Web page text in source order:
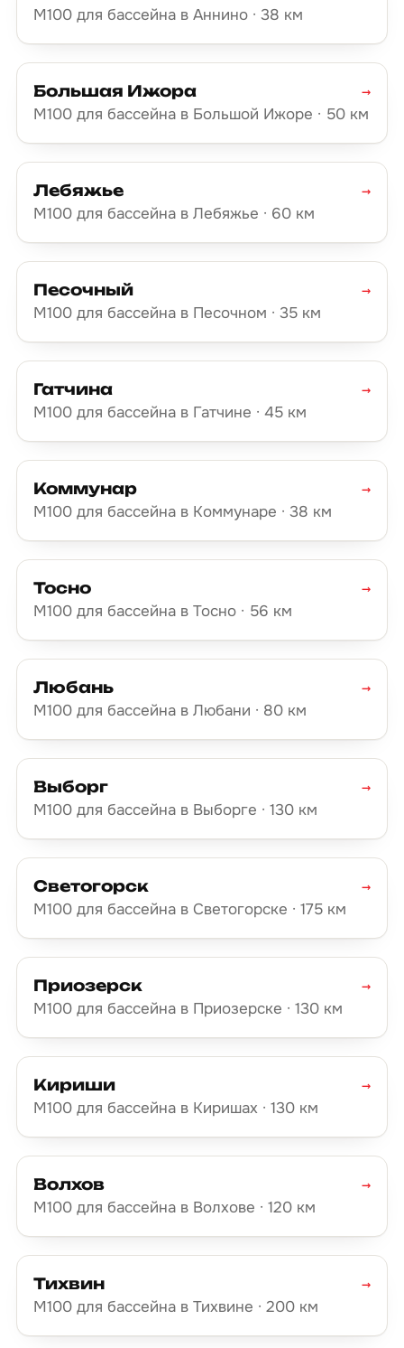
М100 для бассейна в Аннино · 38 км
Большая Ижора
М100 для бассейна в Большой Ижоре · 50 км
→
Лебяжье
М100 для бассейна в Лебяжье · 60 км
→
Песочный
М100 для бассейна в Песочном · 35 км
→
Гатчина
М100 для бассейна в Гатчине · 45 км
→
Коммунар
М100 для бассейна в Коммунаре · 38 км
→
Тосно
М100 для бассейна в Тосно · 56 км
→
Любань
М100 для бассейна в Любани · 80 км
→
Выборг
М100 для бассейна в Выборге · 130 км
→
Светогорск
М100 для бассейна в Светогорске · 175 км
→
Приозерск
М100 для бассейна в Приозерске · 130 км
→
Кириши
М100 для бассейна в Киришах · 130 км
→
Волхов
М100 для бассейна в Волхове · 120 км
→
Тихвин
М100 для бассейна в Тихвине · 200 км
→